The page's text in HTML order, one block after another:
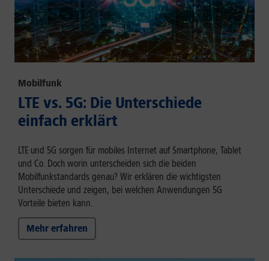
Mobilfunk
LTE vs. 5G: Die Unterschiede
einfach erklärt
LTE und 5G sorgen für mobiles Internet auf Smartphone, Tablet
und Co. Doch worin unterscheiden sich die beiden
Mobilfunkstandards genau? Wir erklären die wichtigsten
Unterschiede und zeigen, bei welchen Anwendungen 5G
Vorteile bieten kann.
Mehr erfahren